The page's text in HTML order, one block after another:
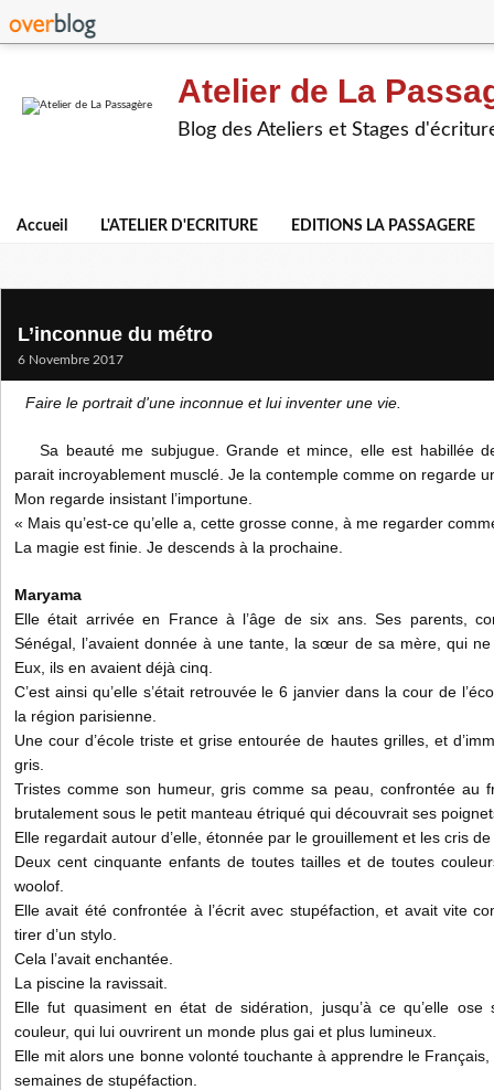
Atelier de La
Blog des Ateliers et Stages
Accueil L'ATELIER D'ECRITURE EDITIONS LA PASSAGERE
L’inconnue du métro
6 Novembre 2017
Faire le portrait d'une inconnue et lui inventer une vie.
Sa beauté me subjugue. Grande et mince, elle est habillée
parait incroyablement musclé. Je la contemple comme on regarde
Mon regarde insistant l’importune.
« Mais qu’est-ce qu’elle a, cette grosse conne, à me regarder
La magie est finie. Je descends à la prochaine.
Maryama
Elle était arrivée en France à l’âge de six ans. Ses parents,
Sénégal, l’avaient donnée à une tante, la sœur de sa mère, qui ne
Eux, ils en avaient déjà cinq.
C’est ainsi qu’elle s’était retrouvée le 6 janvier dans la cour de
la région parisienne.
Une cour d’école triste et grise entourée de hautes grilles, et
gris.
Tristes comme son humeur, gris comme sa peau, confrontée au
brutalement sous le petit manteau étriqué qui découvrait ses
Elle regardait autour d’elle, étonnée par le grouillement et les cris
Deux cent cinquante enfants de toutes tailles et de toutes
woolof.
Elle avait été confrontée à l’écrit avec stupéfaction, et avait vite
tirer d’un stylo.
Cela l’avait enchantée.
La piscine la ravissait.
Elle fut quasiment en état de sidération, jusqu’à ce qu’elle ose
couleur, qui lui ouvrirent un monde plus gai et plus lumineux.
Elle mit alors une bonne volonté touchante à apprendre le
semaines de stupéfaction.